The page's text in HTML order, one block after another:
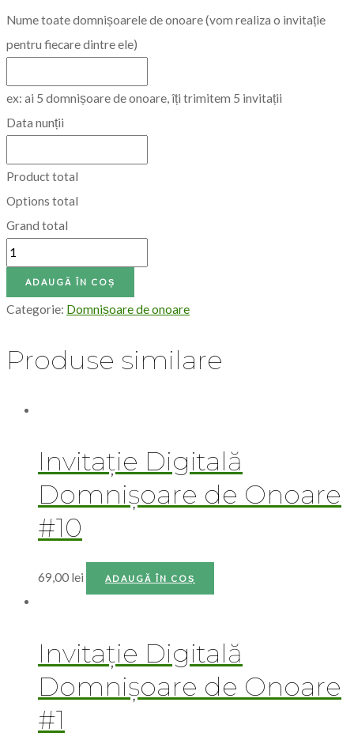
Nume toate domnișoarele de onoare (vom realiza o invitație
pentru fiecare dintre ele)
ex: ai 5 domnișoare de onoare, îți trimitem 5 invitații
Data nunții
Product total
Options total
Grand total
ADAUGĂ ÎN COȘ
Categorie: Domnișoare de onoare
Produse similare
Invitație Digitală
Domnișoare de Onoare
#10
69,00 lei ADAUGĂ ÎN COȘ
Invitație Digitală
Domnișoare de Onoare
#1